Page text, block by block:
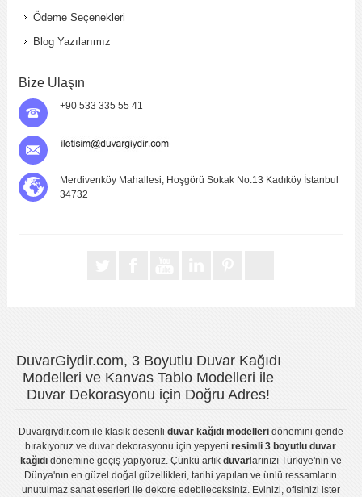
Ödeme Seçenekleri
Blog Yazılarımız
Bize Ulaşın
+90 533 335 55 41
Merdivenköy Mahallesi, Hoşgörü Sokak No:13 Kadıköy İstanbul
34732
DuvarGiydir.com, 3 Boyutlu Duvar Kağıdı
Modelleri ve Kanvas Tablo Modelleri ile
Duvar Dekorasyonu için Doğru Adres!
Duvargiydir.comile klasik desenli duvar kağıdı modelleridönemini geride
bırakıyoruz veduvar dekorasyonu için yepyeniresimli 3 boyutlu duvar
kağıdıdönemine geçiş yapıyoruz. Çünkü artık duvarlarınızı Türkiye'nin ve
Dünya'nın en güzel doğal güzellikleri, tarihi yapıları ve ünlü ressamların
unutulmaz sanat eserleri ile dekore edebileceksiniz. Evinizi, ofisinizi ister